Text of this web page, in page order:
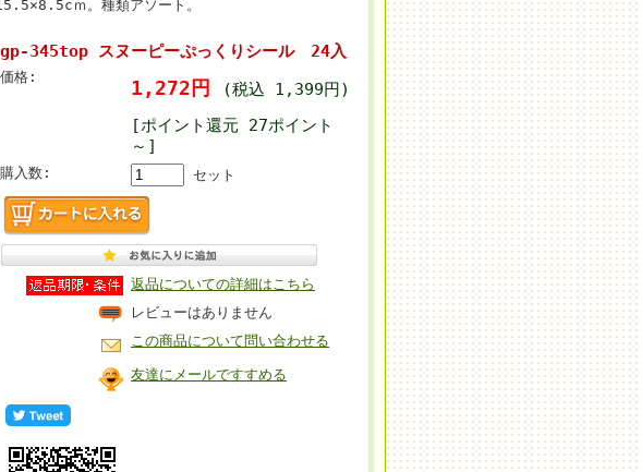
ｍ。種類アソート。
gp-345top スヌーピーぷっくりシール 24入
価格: 1,272円
(税込 1,399円)
[ポイント還元 27ポイント
～]
購入数: セット
返品についての詳細はこちら
レビューはありません
この商品について問い合わせる
友達にメールですすめる